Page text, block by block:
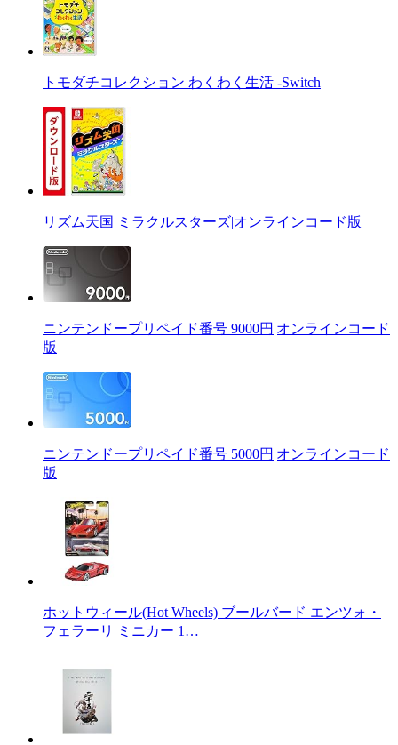
トモダチコレクション わくわく生活 -Switch
リズム天国 ミラクルスターズ|オンラインコード版
ニンテンドープリペイド番号 9000円|オンラインコード
版
ニンテンドープリペイド番号 5000円|オンラインコード
版
ホットウィール(Hot Wheels) ブールバード エンツォ・
フェラーリ ミニカー 1…